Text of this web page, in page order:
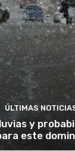
ÚLTIMAS
y
este